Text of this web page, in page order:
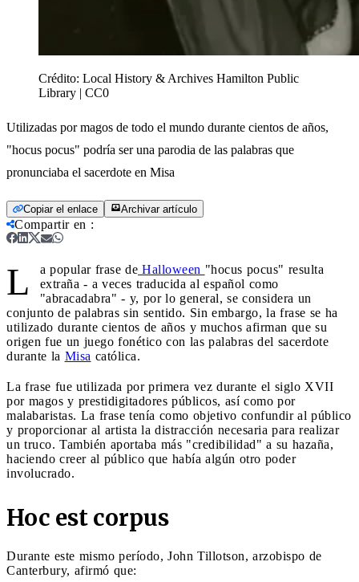
Crédito: Local History & Archives Hamilton Public
Library | CC0
Utilizadas por magos de todo el mundo durante cientos de años,
"hocus pocus" podría ser una parodia de las palabras que
pronunciaba el sacerdote en Misa
Copiar el enlace Archivar artículo
Compartir en :
L a popular frase de Halloween "hocus pocus" resulta
extraña - a veces traducida al español como
"abracadabra" - y, por lo general, se considera un
conjunto de palabras sin sentido. Sin embargo, la frase se ha
utilizado durante cientos de años y muchos afirman que su
origen fue un juego fonético con las palabras del sacerdote
durante la Misa católica.
La frase fue utilizada por primera vez durante el siglo XVII
por magos y prestidigitadores públicos, así como por
malabaristas. La frase tenía como objetivo confundir al público
y proporcionar al artista la distracción necesaria para realizar
un truco. También aportaba más "credibilidad" a su hazaña,
haciendo creer al público que había algún otro poder
involucrado.
Hoc est corpus
Durante este mismo período, John Tillotson, arzobispo de
Canterbury, afirmó que: